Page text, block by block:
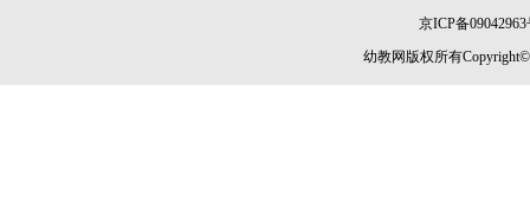
京ICP备09042963
幼教网版权所有